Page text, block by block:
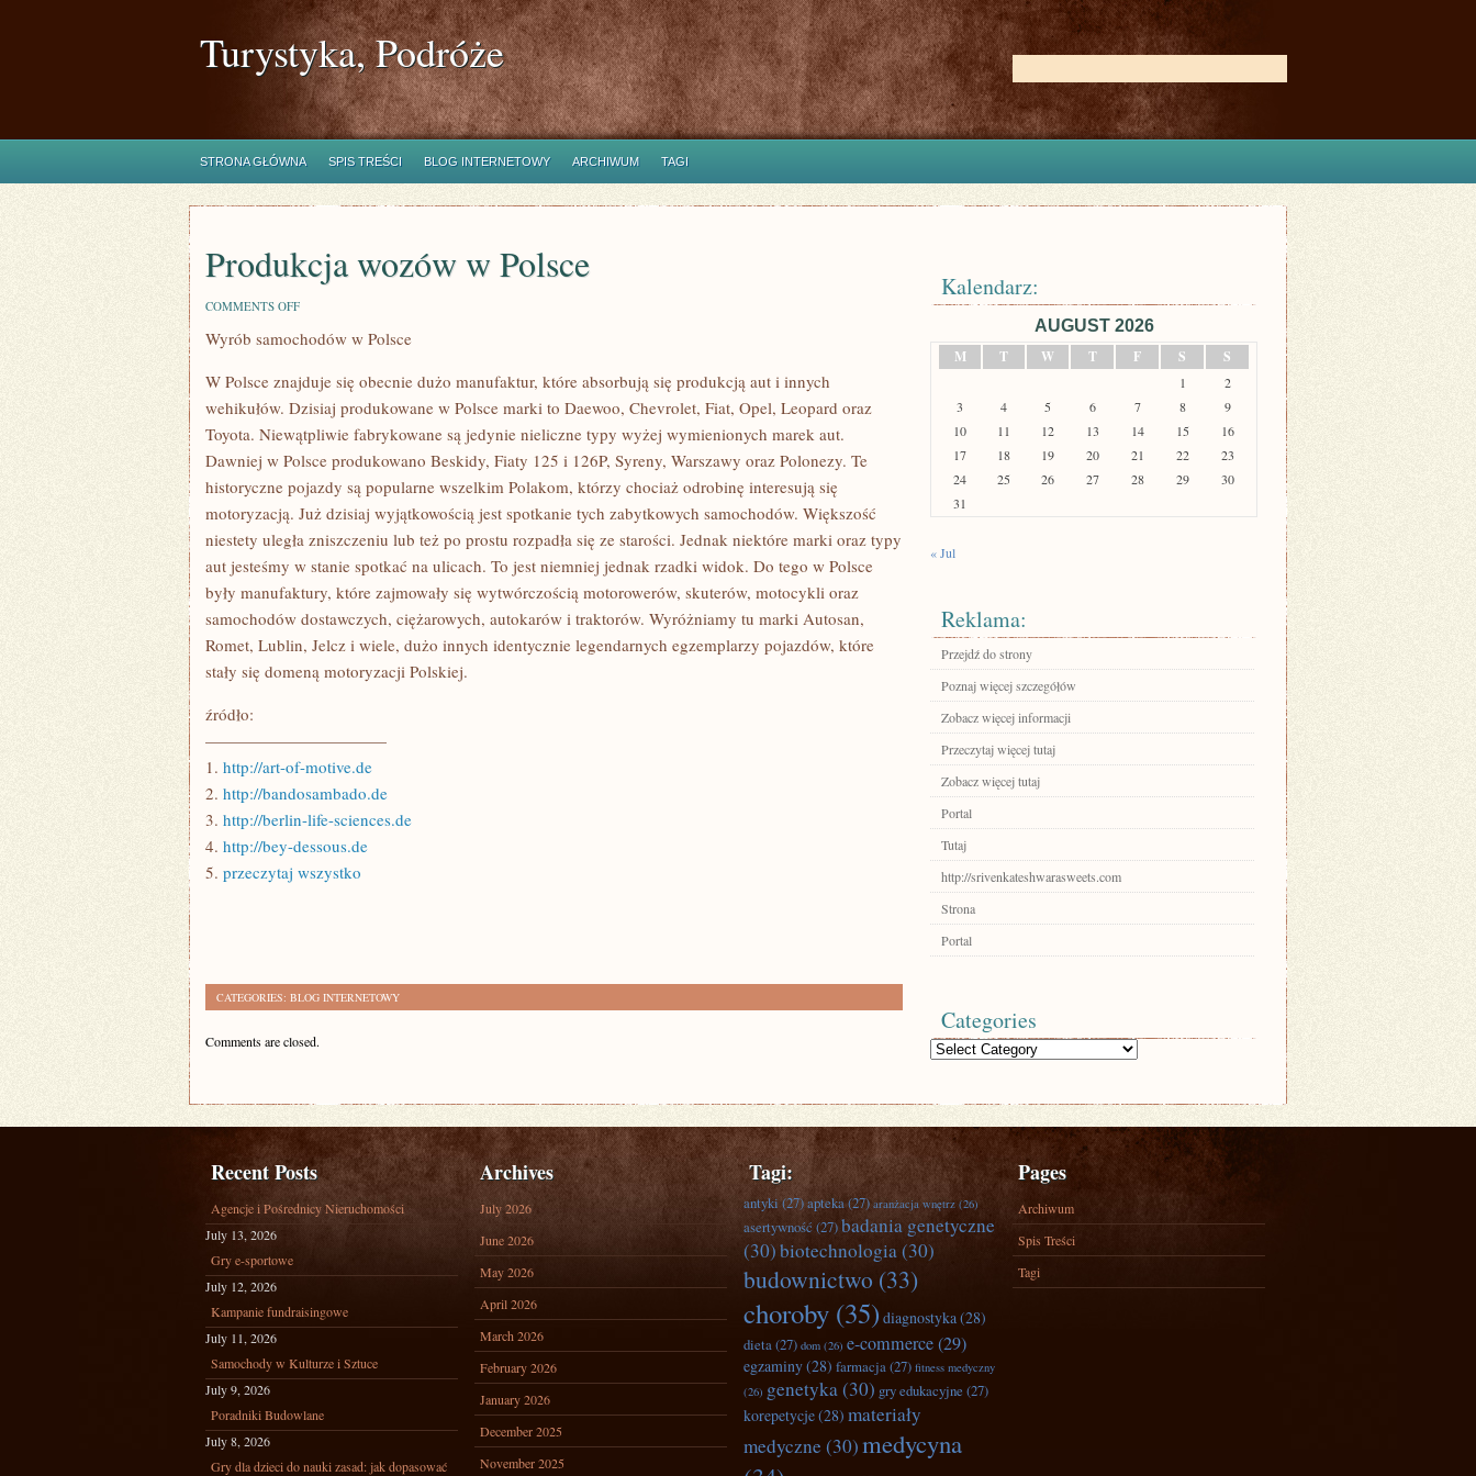
Turystyka, Podróże
STRONA GŁÓWNA SPIS TREŚCI BLOG INTERNETOWY ARCHIWUM TAGI
Produkcja wozów w Polsce
COMMENTS OFFON
WOZÓW
Wyrób samochodów w Polsce
W Polsce znajduje się obecnie dużo manufaktur, które absorbują się produkcją aut i innych
wehikułów. Dzisiaj produkowane w Polsce marki to Daewoo, Chevrolet, Fiat, Opel, Leopard oraz
Toyota. Niewątpliwie fabrykowane są jedynie nieliczne typy wyżej wymienionych marek aut.
Dawniej w Polsce produkowano Beskidy, Fiaty 125 i 126P, Syreny, Warszawy oraz Polonezy. Te
historyczne pojazdy są popularne wszelkim Polakom, którzy chociaż odrobinę interesują się
motoryzacją. Już dzisiaj wyjątkowością jest spotkanie tych zabytkowych samochodów. Większość
niestety uległa zniszczeniu lub też po prostu rozpadła się ze starości. Jednak niektóre marki oraz typy
aut jesteśmy w stanie spotkać na ulicach. To jest niemniej jednak rzadki widok. Do tego w Polsce
były manufaktury, które zajmowały się wytwórczością motorowerów, skuterów, motocykli oraz
samochodów dostawczych, ciężarowych, autokarów i traktorów. Wyróżniamy tu marki Autosan,
Romet, Lublin, Jelcz i wiele, dużo innych identycznie legendarnych egzemplarzy pojazdów, które
stały się domeną motoryzacji Polskiej.
źródło:
———————————
1. http://art-of-motive.de
2. http://bandosambado.de
3. http://berlin-life-sciences.de
4. http://bey-dessous.de
5. przeczytaj wszystko
CATEGORIES: BLOG INTERNETOWY
Comments are closed.
Kalendarz:
AUGUST 2026
M
T W T F S S
1
2
3
4 5 6 7 8
9
10
11 12 13 14 15
16
17
18 19 20 21 22
23
24
25 26 27 28 29
30
31
« Jul
Reklama:
Przejdź do strony
Poznaj więcej szczegółów
Zobacz więcej informacji
Przeczytaj więcej tutaj
Zobacz więcej tutaj
Portal
Tutaj
http://srivenkateshwarasweets.com
Strona
Portal
Categories
Categories
Recent Posts
Agencje i Pośrednicy Nieruchomości
July 13, 2026
Gry e-sportowe
July 12, 2026
Kampanie fundraisingowe
July 11, 2026
Samochody w Kulturze i Sztuce
July 9, 2026
Poradniki Budowlane
July 8, 2026
Gry dla dzieci do nauki zasad: jak dopasować
Archives
July 2026
June 2026
May 2026
April 2026
March 2026
February 2026
January 2026
December 2025
November 2025
Tagi:
antyki(27)apteka(27) aranżacja wnętrz (26)
asertywność (27)badania genetyczne
(30)biotechnologia(30)
budownictwo (33)
choroby (35) diagnostyka(28)
dieta(27) dom (26) e-commerce(29)
egzaminy(28) farmacja(27) fitness medyczny
(26) genetyka(30) gry edukacyjne (27)
korepetycje(28) materiały
medyczne (30)medycyna
Pages
Archiwum
Spis Treści
Tagi